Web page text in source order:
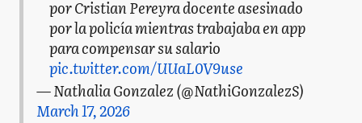
por Cristian Pereyra docente asesinado
por la policía mientras trabajaba en app
para compensar su salario
pic.twitter.com/UUaL0V9use
— Nathalia Gonzalez (@NathiGonzalezS)
March 17, 2026